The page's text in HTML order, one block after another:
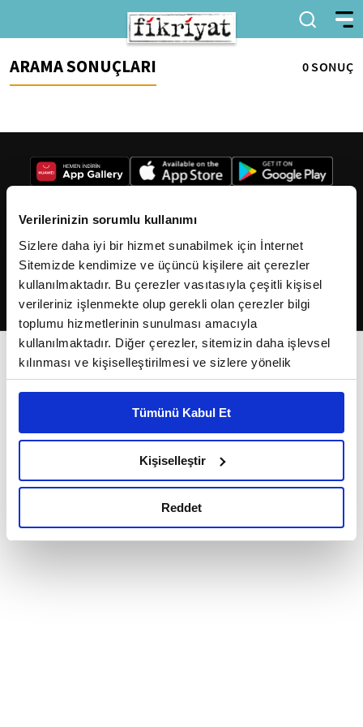
Verilerinizin sorumlu kullanımı
Sizlere daha iyi bir hizmet sunabilmek için İnternet
Sitemizde kendimize ve üçüncü kişilere ait çerezler
kullanılmaktadır. Bu çerezler vasıtasıyla çeşitli kişisel
verileriniz işlenmekte olup gerekli olan çerezler bilgi
toplumu hizmetlerinin sunulması amacıyla
kullanılmaktadır. Diğer çerezler, sitemizin daha işlevsel
kılınması ve kişiselleştirilmesi ve sizlere yönelik
reklam/pazarlama faaliyetlerinin yapılması, amaçlarıyla
Çerezlere ilişkin tercihlerinizi çerez paneli vasıtasıyla
belirleyebilirsiniz. Çerezlere ilişkin detaylı bilgi için
Ayarlar butonuna tıklayabilir,Çerez Bilgilendirme
Metnimizi ziyaret edebilirsiniz.
okumak ve sitemizi ziyaretiniz kapsamında
Tümünü Kabul Et
Kişiselleştir
Reddet
ARAMA SONUÇLARI 0 SONUÇ
2026Fikriyat. Tüm hakları saklıdır.